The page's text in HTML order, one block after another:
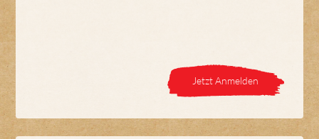
Jetzt Anmelden